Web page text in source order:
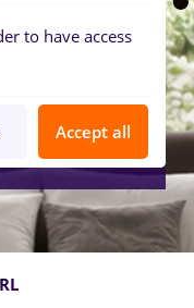
to have access
Accept all